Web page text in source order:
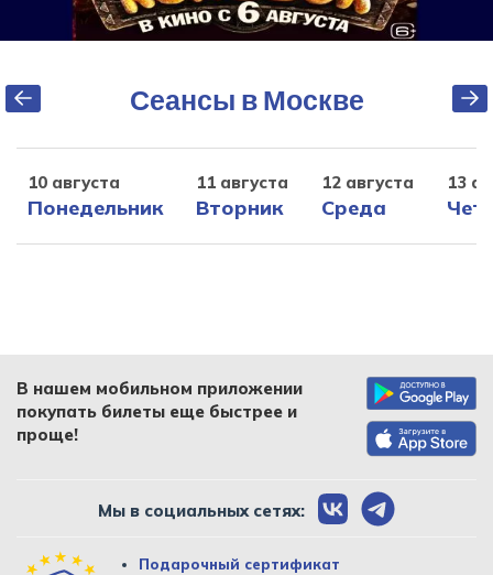
Сеансы в Москве
10 августа
Понедельник
11 августа
Вторник
12 августа
Среда
13
В нашем мобильном приложении
покупать билеты еще быстрее и
проще!
Мы в социальных сетях:
Подарочный сертификат